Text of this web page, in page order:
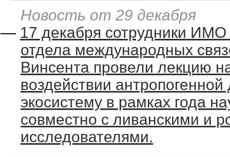
Новость от 29 декабря
— 17 декабря сотрудники
отдела международных
Винсента провели лекцию
воздействии
экосистему в рамках года
совместно с ливанскими и
исследователями.